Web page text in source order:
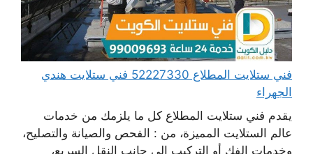
فني ستلايت المطلاع 52227330 فني ستلايت هندي
الجهراء
يقدم فني ستلايت المطلاع كل ما يلزمك من خدمات
عالم الستلايت المميزة، من : الفحص والصيانة والتصليح،
وخدمات الفك أو التركيب إلى جانب النقل السريع،